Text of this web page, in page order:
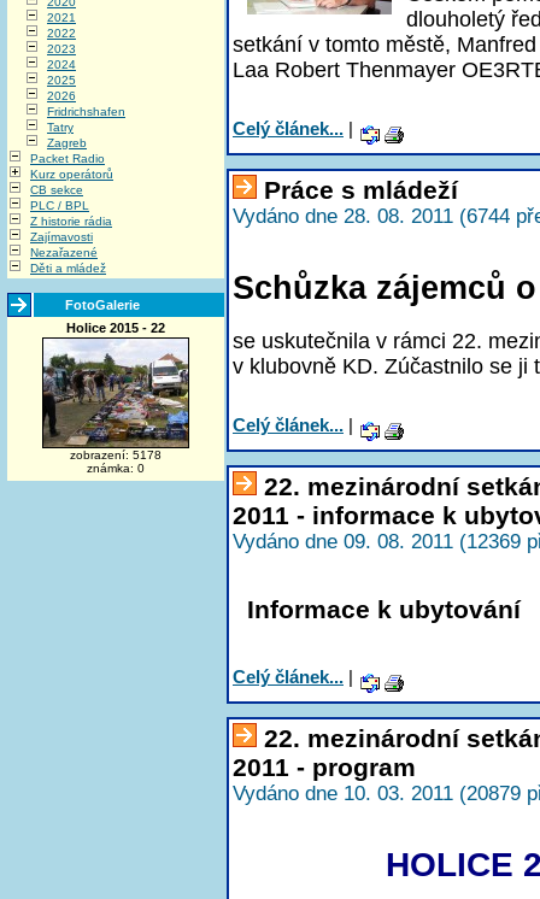
2021
2022
2023
2024
2025
2026
Fridrichshafen
Tatry
Zagreb
Packet Radio
Kurz operátorů
CB sekce
PLC / BPL
Z historie rádia
Zajímavosti
Nezařazené
Děti a mládež
FotoGalerie
Holice 2015 - 22
zobrazení: 5178
známka: 0
dlouholetý
setkání v tomto městě,
Laa Robert Thenmayer
Celý článek... |
Práce s mládeží
Vydáno dne 28. 08. 2011 (6744
Schůzka zájemců
se uskutečnila v rámci 22.
v klubovně KD. Zúčastnilo se ji
Celý článek... |
22. mezinárodní
2011 - informace k
Vydáno dne 09. 08. 2011 (12369
Informace k ubytování
Celý článek... |
22. mezinárodní
2011 - program
Vydáno dne 10. 03. 2011 (20879
HOLICE